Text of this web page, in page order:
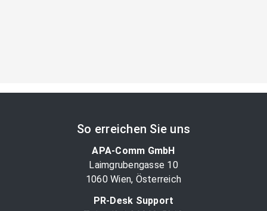
So erreichen Sie uns
APA-Comm GmbH
Laimgrubengasse 10
1060 Wien, Österreich
PR-Desk Support